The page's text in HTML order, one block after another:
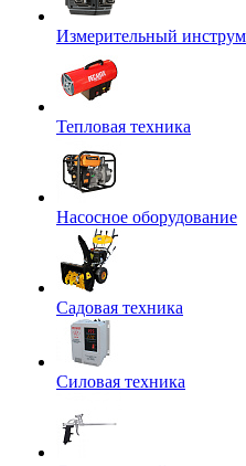
Измерительный
Тепловая техника
Насосное оборудование
Садовая техника
Силовая техника